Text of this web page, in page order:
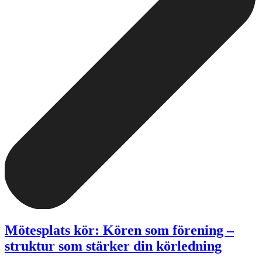
Mötesplats kör: Kören som förening –
struktur som stärker din körledning